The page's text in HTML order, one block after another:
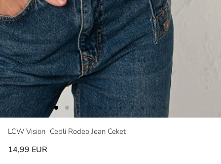
LCW Vision Cepli Rodeo Jean Ceket
14,99 EUR